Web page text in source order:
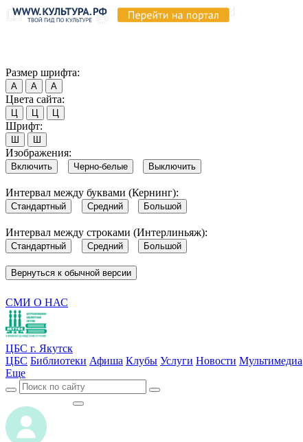
Размер шрифта:
А А А
Цвета сайта:
Ц Ц Ц
Шрифт:
Ш Ш
Изображения:
Включить Черно-белые Выключить
Интервал между буквами (Кернинг):
Стандартный Средний Большой
Интервал между строками (Интерлиньяж):
Стандартный Средний Большой
Вернуться к обычной версии
СМИ О НАС
ЦБС г. Якутск
ЦБС Библиотеки Афиша Клубы Услуги Новости Мультимедиа
Еще